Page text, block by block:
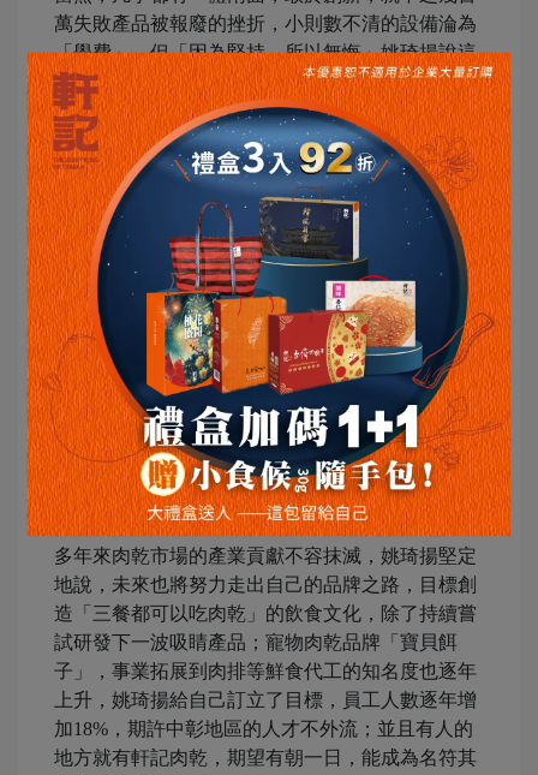
萬失敗產品被報廢的挫折，小則數不清的設備淪為
「學費」，但「因為堅持，所以無悔」姚琦揚說這
是他的動力。
我有一個夢：全世界都能吃到彰化人
的肉乾
雖說多元研發是姚琦揚的輝煌戰績，許多差異化肉
乾產品，如薄脆肉紙、泰式酸辣口味肉乾等都拜他
所賜，但作為幕後英雄的角色，產品總是在推出後
被品牌客戶捧紅，而肉乾技術則容易被仿效，自己
雖然自創品牌，但名聲仍不如客戶，對於產品受消
費者喜愛，是既驕傲，卻又不免有些落寞。作為代
工幕後英雄，光環盡是拱手讓人。
但姚琦揚自17歲至今經營肉乾30年，軒記撐起台灣
多年來肉乾市場的產業貢獻不容抹滅，姚琦揚堅定
地說，未來也將努力走出自己的品牌之路，目標創
造「三餐都可以吃肉乾」的飲食文化，除了持續嘗
試研發下一波吸睛產品；寵物肉乾品牌「寶貝餌
子」，事業拓展到肉排等鮮食代工的知名度也逐年
上升，姚琦揚給自己訂立了目標，員工人數逐年增
加18%，期許中彰地區的人才不外流；並且有人的
地方就有軒記肉乾，期望有朝一日，能成為名符其